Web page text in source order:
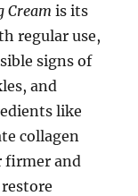
Cream is its
regular use,
signs of
and
like
collagen
firmer and